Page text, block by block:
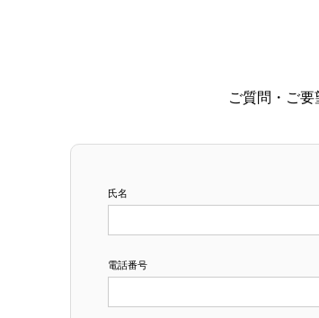
ご質問・ご要
氏名
電話番号